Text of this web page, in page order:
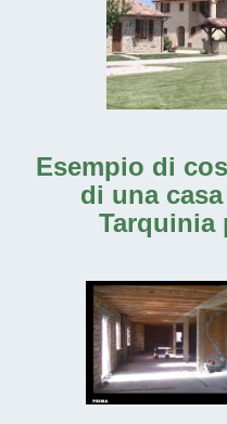
Esempio di
di una
Tarquinia